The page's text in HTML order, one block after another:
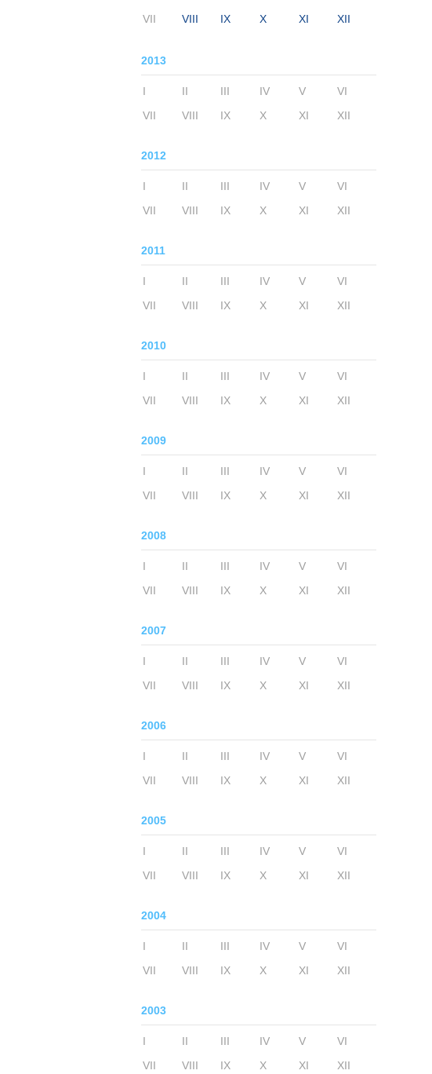
VII VIII IX X XI XII
2013
I II III IV V
VI
VII
VIII IX X XI XII
2012
I II III IV V
VI
VII
VIII IX X XI XII
2011
I II III IV V
VI
VII
VIII IX X XI XII
2010
I II III IV V
VI
VII
VIII IX X XI XII
2009
I II III IV V
VI
VII
VIII IX X XI XII
2008
I II III IV V
VI
VII
VIII IX X XI XII
2007
I II III IV V
VI
VII
VIII IX X XI XII
2006
I II III IV V
VI
VII
VIII IX X XI XII
2005
I II III IV V
VI
VII
VIII IX X XI XII
2004
I II III IV V
VI
VII
VIII IX X XI XII
2003
I II III IV V
VI
VII
VIII IX X XI XII